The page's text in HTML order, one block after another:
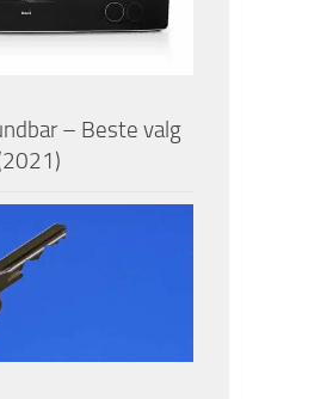
– Beste valg